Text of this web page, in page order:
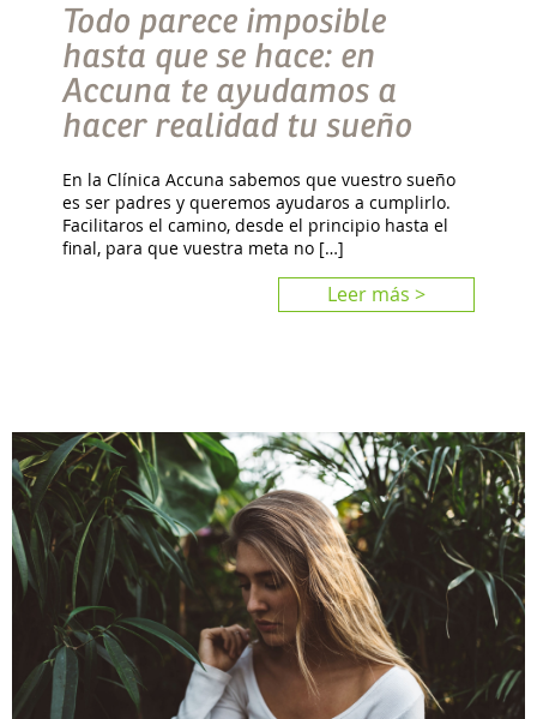
Todo parece imposible
hasta que se hace: en
Accuna te ayudamos a
hacer realidad tu sueño
En la Clínica Accuna sabemos que vuestro sueño
es ser padres y queremos ayudaros a cumplirlo.
Facilitaros el camino, desde el principio hasta el
final, para que vuestra meta no […]
Leer más >